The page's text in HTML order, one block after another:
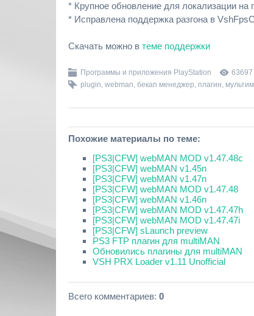
* Крупное обновление для локализации на
* Исправлена ​​поддержка разгона в
Скачать можно в теме поддержки
Программы и приложения PlayStation 63697
plugin, webman, бекап менеджер, плагин,
Похожие материалы по теме:
[PS3|CFW] webMAN MOD v1.47.48c
[PS3|CFW] webMAN v1.45n
[PS3|CFW] webMAN v1.47n
[PS3|CFW] webMAN MOD v1.47.48
[PS3|CFW] webMAN v1.46n
[PS3|CFW] webMAN MOD v1.47.47h
[PS3|CFW] webMAN MOD v1.47.47i
[PS3|CFW] sLaunch preview
PS3 FTP плагин для multiMAN
Обновились плагины для multiMAN
VSH PRX Loader v1.11 Unofficial
Всего комментариев: 0